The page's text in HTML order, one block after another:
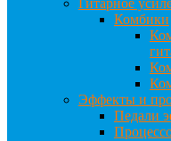
Гитарное
Комбики
Эффекты и
Педали